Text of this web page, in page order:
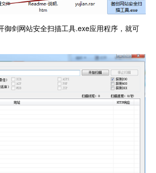
剑网站安全扫描工具.exe应用程序，就可